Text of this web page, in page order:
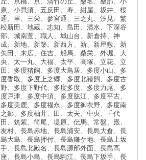
泉、小貝須、五反田、寿、紺屋、坂井、桜
通、里、三栄、参宮通、三之丸、汐見、繁
松新田、地蔵、志知、島田、清水、下深谷
部、城南萱、職人、城山台、新倉持、神
成、新地、新築、新西方、新、新屋敷、新
矢田、末広、住吉、船馬、桑栄、外堀、大
央、太一丸、大福、太平、高塚、立花、立
田、多度猪飼、多度大鳥居、多度小山、多
度香取、多度上之郷、多度北猪飼、多度古
野、多度下野代、多度多度、多度力尾、多
度戸津、多度中須、多度肱江、多度平古、
多度美鹿、多度福永、多度御衣野、多度南
之郷、多度柚井、田、太夫、中央、千代
田、筑紫、筒尾、堤原、伝馬、常盤、殿、
友村、長島赤地、長島浦安、長島大倉、長
島大島、長島押付、長島鎌ケ地、長島上坂
手、長島北殿名、長島源部外面、長島高
座、長島小島、長島駒江、長島下坂手、長